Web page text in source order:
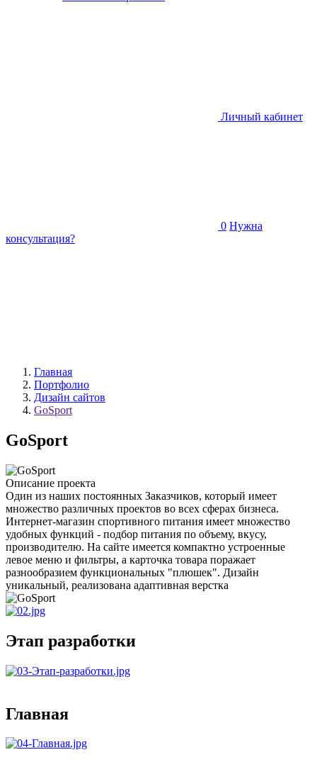
Личный кабинет
0 Нужна
консультация?
Главная
Портфолио
Дизайн сайтов
GoSport
GoSport
Описание проекта
Один из наших постоянных Заказчиков, который имеет
множество различных проектов во всех сферах бизнеса.
Интернет-магазин спортивного питания имеет множество
удобных функций - подбор питания по объему, вкусу,
производителю. На сайте имеется компактно устроенные
левое меню и фильтры, а карточка товара поражает
разнообразием функциональных "плюшек". Дизайн
уникальный, реализована адаптивная верстка
Этап разработки
Главная